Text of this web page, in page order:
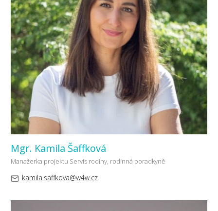
Mgr. Kamila Šaffková
Manažerka projektu Servis rodiny, rodinná poradkyně
kamila.saffkova@w4w.cz